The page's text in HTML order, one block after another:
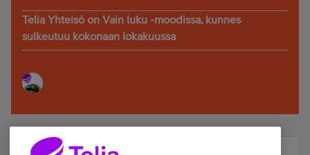
Telia Yhteisö on Vain luku -moodissa, kunnes
sulkeutuu kokonaan lokakuussa